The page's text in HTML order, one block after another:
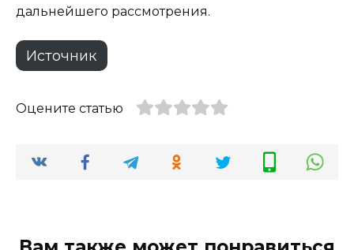
дальнейшего рассмотрения.
Источник
Оцените статью